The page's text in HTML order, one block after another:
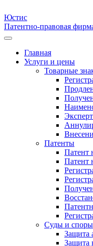
Юстис
Патентно-правовая
Главная
Услуги и цены
Товарные
Патенты
Патент
Патент
Суды и споры
Защита
Защита